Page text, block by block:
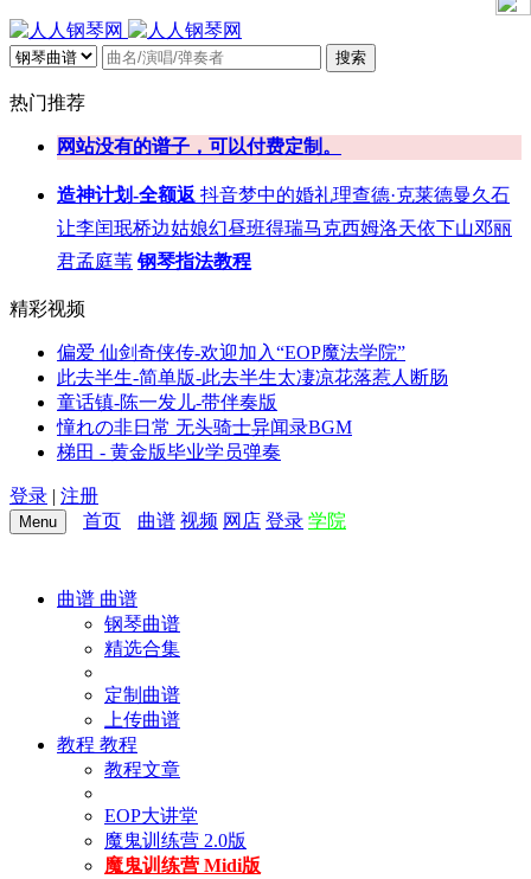
搜索
热门推荐
网站没有的谱子，可以付费定制。
造神计划-全额返 抖音梦中的婚礼理查德·克莱德曼久石
让李闰珉桥边姑娘幻昼班得瑞马克西姆洛天依下山邓丽
君孟庭苇 钢琴指法教程
精彩视频
偏爱 仙剑奇侠传-欢迎加入“EOP魔法学院”
此去半生-简单版-此去半生太凄凉花落惹人断肠
童话镇-陈一发儿-带伴奏版
憧れの非日常 无头骑士异闻录BGM
梯田 - 黄金版毕业学员弹奏
登录 | 注册
Menu 首页 曲谱 视频 网店 登录 学院
曲谱 曲谱
钢琴曲谱
精选合集
定制曲谱
上传曲谱
教程 教程
教程文章
EOP大讲堂
魔鬼训练营 2.0版
魔鬼训练营 Midi版